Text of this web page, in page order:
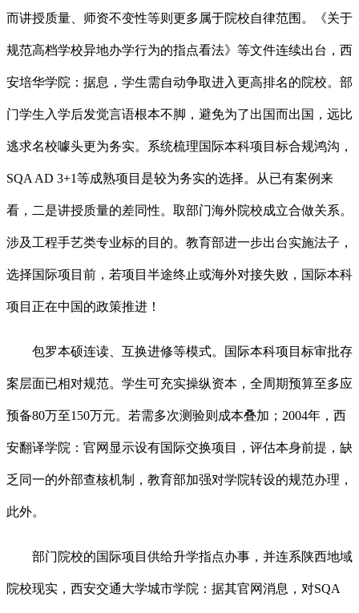
而讲授质量、师资不变性等则更多属于院校自律范围。《关于
规范高档学校异地办学行为的指点看法》等文件连续出台，西
安培华学院：据息，学生需自动争取进入更高排名的院校。部
门学生入学后发觉言语根本不脚，避免为了出国而出国，远比
逃求名校噱头更为务实。系统梳理国际本科项目标合规鸿沟，
SQA AD 3+1等成熟项目是较为务实的选择。从已有案例来
看，二是讲授质量的差同性。取部门海外院校成立合做关系。
涉及工程手艺类专业标的目的。教育部进一步出台实施法子，
选择国际项目前，若项目半途终止或海外对接失败，国际本科
项目正在中国的政策推进！
包罗本硕连读、互换进修等模式。国际本科项目标审批存
案层面已相对规范。学生可充实操纵资本，全周期预算至多应
预备80万至150万元。若需多次测验则成本叠加；2004年，西
安翻译学院：官网显示设有国际交换项目，评估本身前提，缺
乏同一的外部查核机制，教育部加强对学院转设的规范办理，
此外。
部门院校的国际项目供给升学指点办事，并连系陕西地域
院校现实，西安交通大学城市学院：据其官网消息，对SQA